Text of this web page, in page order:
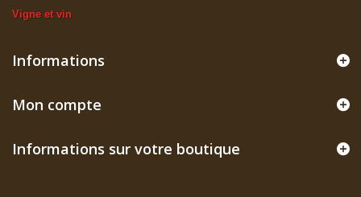
Vigne et vin
Informations
Mon compte
Informations sur votre boutique